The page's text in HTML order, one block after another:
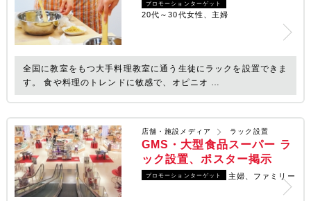
プロモーションターゲット
20代～30代女性、主婦
全国に教室をもつ大手料理教室に通う生徒にラックを設置できま
す。 食や料理のトレンドに敏感で、オピニオ …
店舗・施設メディア ラック設置
GMS・大型食品スーパー ラ
ック設置、ポスター掲示
プロモーションターゲット 主婦、ファミリー